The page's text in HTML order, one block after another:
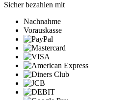
Sicher bezahlen mit
Nachnahme
Vorauskasse